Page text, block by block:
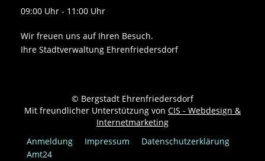
09:00 Uhr - 11:00 Uhr
Wir freuen uns auf Ihren Besuch.
Ihre Stadtverwaltung Ehrenfriedersdorf
© Bergstadt Ehrenfriedersdorf
Mit freundlicher Unterstützung von CIS - Webdesign &
Internetmarketing
Anmeldung
Impressum
Datenschutzerklärung
Amt24